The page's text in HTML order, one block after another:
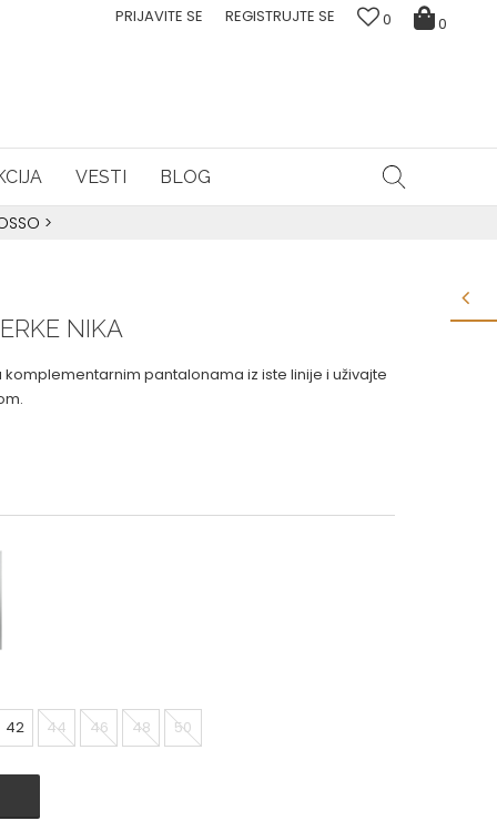
0
0
PRIJAVITE SE REGISTRUJTE SE
VESTI BLOG
>
NIKA
pantalonama iz iste linije i uživajte
42 44 46 48 50